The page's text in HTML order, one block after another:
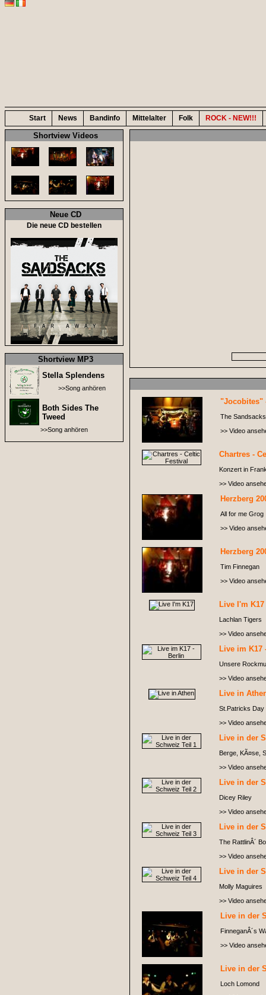
Start News Bandinfo Mittelalter Folk ROCK - NEW!!!
Shortview Videos
Neue CD
Die neue CD bestellen
Shortview MP3
Stella Splendens
>>Song anhören
Both Sides The
Tweed
>>Song anhören
"Jocobites"
The
>> Video
Chartres -
Konzert in
>> Video
Herzberg
All for me Grog
>> Video
Herzberg
Tim Finnegan
>> Video
Live I'm K17
Lachlan Tigers
>> Video
Live im K17
Unsere
>> Video
Live in
St.Patricks Day
>> Video
Live in der
Berge, KÃ¤se,
>> Video
Live in der
Dicey Riley
>> Video
Live in der
The RattlinÂ´
>> Video
Live in der
Molly Maguires
>> Video
Live in der
FinneganÂ´s
>> Video
Live in der
Loch Lomond